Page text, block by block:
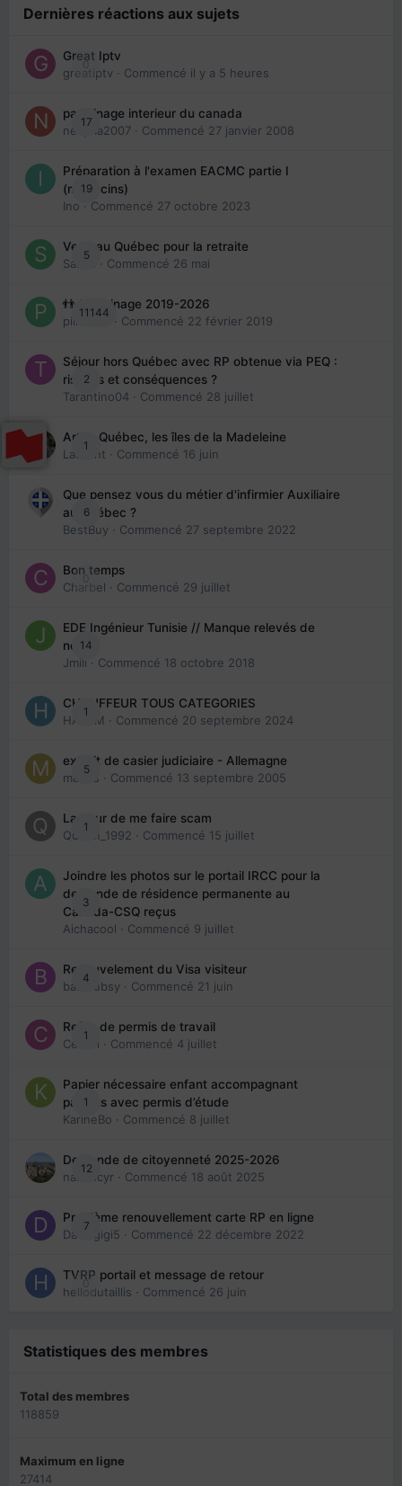
Dernières réactions aux sujets
0
Great Iptv
greatiptv · Commencé il y a 5 heures
17
parrainage interieur du canada
nedjma2007 · Commencé 27 janvier 2008
19
Préparation à l'examen EACMC partie I
(médecins)
Ino · Commencé 27 octobre 2023
5
Venir au Québec pour la retraite
Sab74
· Commencé 26 mai
11144
👬 Parrainage 2019-2026
piinoush · Commencé 22 février 2019
2
Séjour hors Québec avec RP obtenue via PEQ :
risques et conséquences ?
Tarantino04 · Commencé 28 juillet
1
Arte : Québec, les îles de la Madeleine
Laurent · Commencé 16 juin
6
Que pensez vous du métier d'infirmier Auxiliaire
au Québec ?
BestBuy · Commencé 27 septembre 2022
0
Bon temps
Charbel · Commencé 29 juillet
14
EDE Ingénieur Tunisie // Manque relevés de
note
Jmili · Commencé 18 octobre 2018
1
CHAUFFEUR TOUS CATEGORIES
HAZEM · Commencé 20 septembre 2024
5
extrait de casier judiciaire - Allemagne
maries · Commencé 13 septembre 2005
1
La peur de me faire scam
Queen_1992 · Commencé 15 juillet
3
Joindre les photos sur le portail IRCC pour la
demande de résidence permanente au
Canada-CSQ reçus
Aichacool · Commencé 9 juillet
4
Renouvelement du Visa visiteur
babibubsy · Commencé 21 juin
1
Refus de permis de travail
Cedbri · Commencé 4 juillet
1
Papier nécessaire enfant accompagnant
parents avec permis d’étude
KarineBo · Commencé 8 juillet
12
Demande de citoyenneté 2025-2026
nanancyr · Commencé 18 août 2025
7
Problème renouvellement carte RP en ligne
Davidgigi5 · Commencé 22 décembre 2022
0
TVRP portail et message de retour
hellodutaillis · Commencé 26 juin
Statistiques des membres
Total des membres
118859
Maximum en ligne
27414